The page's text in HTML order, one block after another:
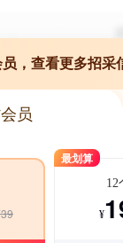
，查看更多招采
员
最划算
12
¥